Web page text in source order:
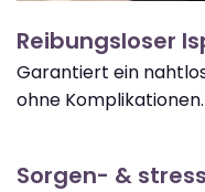
Reibungsloser
Garantiert ein
ohne Komplikationen.
Sorgen- &